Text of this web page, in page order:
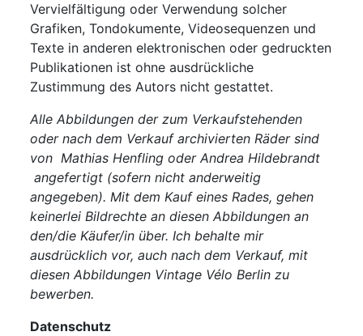
Vervielfältigung oder Verwendung solcher
Grafiken, Tondokumente, Videosequenzen und
Texte in anderen elektronischen oder gedruckten
Publikationen ist ohne ausdrückliche
Zustimmung des Autors nicht gestattet.
Alle Abbildungen der zum Verkaufstehenden
oder nach dem Verkauf archivierten Räder sind
von Mathias Henfling oder Andrea Hildebrandt
angefertigt (sofern nicht anderweitig
angegeben). Mit dem Kauf eines Rades, gehen
keinerlei Bildrechte an diesen Abbildungen an
den/die Käufer/in über. Ich behalte mir
ausdrücklich vor, auch nach dem Verkauf, mit
diesen Abbildungen Vintage Vélo Berlin zu
bewerben.
Datenschutz